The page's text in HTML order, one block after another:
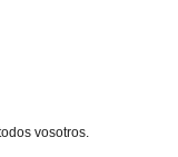
vosotros.